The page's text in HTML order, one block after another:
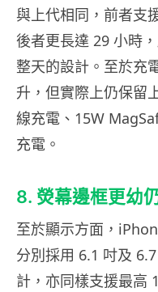
與上代相同，前者支
後者更長達 29 小時
整天的設計。至於充
升，但實際上仍保留
線充電、15W
充電。
8. 熒幕邊框更幼
至於顯示方面，
分別採用 6.1 吋及
計，亦同樣支援最高